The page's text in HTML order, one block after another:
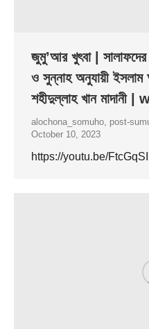
জুমু’আর খুৎবা |
ও সুন্নাহ অনুযায়ী
শহীদুল্লাহ খান
alochona_somuho, post-
October 10, 2023
https://youtu.be/